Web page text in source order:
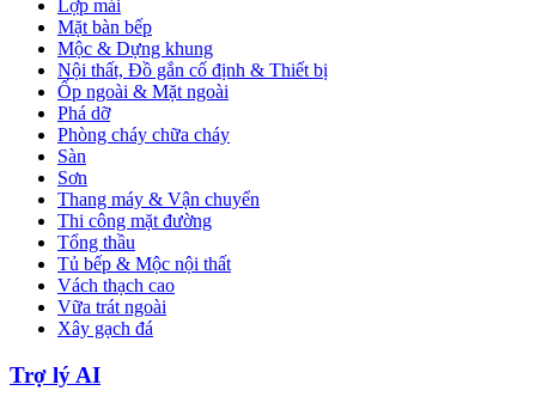
Lợp mái
Mặt bàn bếp
Mộc & Dựng khung
Nội thất, Đồ gắn cố định & Thiết bị
Ốp ngoài & Mặt ngoài
Phá dỡ
Phòng cháy chữa cháy
Sàn
Sơn
Thang máy & Vận chuyển
Thi công mặt đường
Tổng thầu
Tủ bếp & Mộc nội thất
Vách thạch cao
Vữa trát ngoài
Xây gạch đá
Trợ lý AI